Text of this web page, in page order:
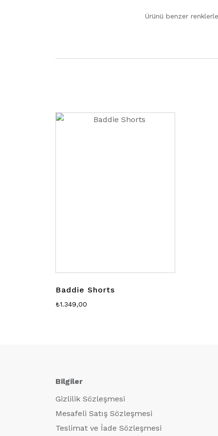
Ürünü benzer
Baddie Shorts
₺1.349,00
Bilgiler
Gizlilik Sözleşmesi
Mesafeli Satış Sözleşmesi
Teslimat ve İade Sözleşmesi